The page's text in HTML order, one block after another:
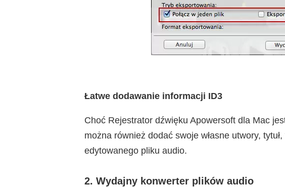
Łatwe dodawanie informacji ID3
Choć Rejestrator dźwięku Apowersoft dla Mac
można również dodać swoje własne utwory,
edytowanego pliku audio.
2. Wydajny konwerter plików audio